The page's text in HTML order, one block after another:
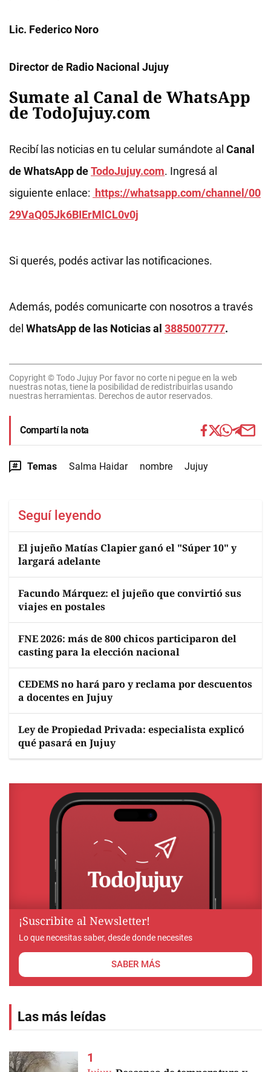
Lic. Federico Noro
Director de Radio Nacional Jujuy
Sumate al Canal de WhatsApp
de TodoJujuy.com
Recibí las noticias en tu celular sumándote al Canal
de WhatsApp deTodoJujuy.com. Ingresá al
siguiente enlace: https://whatsapp.com/channel/00
29VaQ05Jk6BIErMlCL0v0j
Si querés, podés activar las notificaciones.
Además, podés comunicarte con nosotros a través
del WhatsApp de las Noticias al 3885007777.
Copyright © Todo Jujuy Por favor no corte ni pegue en la web
nuestras notas, tiene la posibilidad de redistribuirlas usando
nuestras herramientas. Derechos de autor reservados.
Compartí la nota
Temas Salma Haidar nombre Jujuy
Seguí leyendo
El jujeño Matías Clapier ganó el "Súper 10" y
largará adelante
Facundo Márquez: el jujeño que convirtió sus
viajes en postales
FNE 2026: más de 800 chicos participaron del
casting para la elección nacional
CEDEMS no hará paro y reclama por descuentos
a docentes en Jujuy
Ley de Propiedad Privada: especialista explicó
qué pasará en Jujuy
¡Suscribite al Newsletter!
Lo que necesitas saber, desde donde necesites
SABER MÁS
Las más leídas